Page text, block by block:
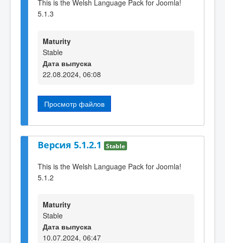
This is the Welsh Language Pack for Joomla!
5.1.3
Maturity
Stable
Дата выпуска
22.08.2024, 06:08
Просмотр файлов
Версия 5.1.2.1 Stable
This is the Welsh Language Pack for Joomla!
5.1.2
Maturity
Stable
Дата выпуска
10.07.2024, 06:47